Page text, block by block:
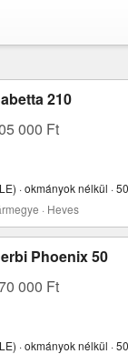
210
000 Ft
· okmányok nélkül ·
· Heves
Phoenix 50
000 Ft
· okmányok nélkül ·